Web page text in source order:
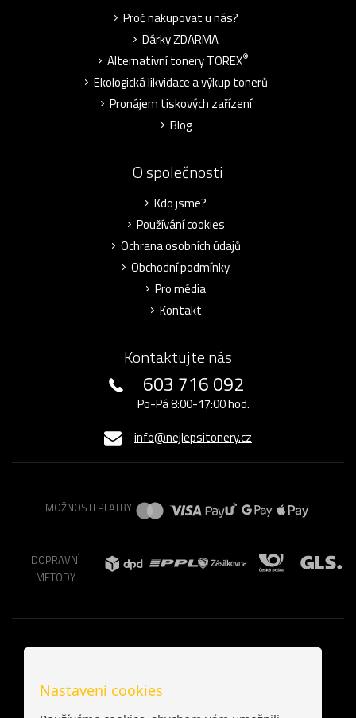
Proč nakupovat u nás?
Dárky ZDARMA
Alternativní tonery TOREX®
Ekologická likvidace a výkup tonerů
Pronájem tiskových zařízení
Blog
O společnosti
Kdo jsme?
Používání cookies
Ochrana osobních údajů
Obchodní podmínky
Pro média
Kontakt
Kontaktujte nás
603 716 092
Po-Pá 8:00-17:00 hod.
info@nejlepsitonery.cz
MOŽNOSTI PLATBY
DOPRAVNÍ
METODY
Nastavení cookies